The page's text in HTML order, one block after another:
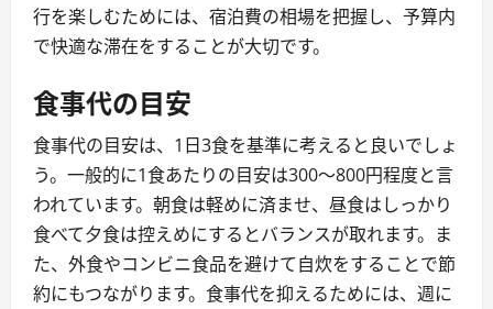
行を楽しむためには、宿泊費の相場を把握し、予算内
で快適な滞在をすることが大切です。
食事代の目安
食事代の目安は、1日3食を基準に考えると良いでしょ
う。一般的に1食あたりの目安は300～800円程度と言
われています。朝食は軽めに済ませ、昼食はしっかり
食べて夕食は控えめにするとバランスが取れます。ま
た、外食やコンビニ食品を避けて自炊をすることで節
約にもつながります。食事代を抑えるためには、週に